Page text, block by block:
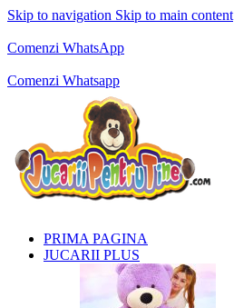
Skip to navigation Skip to main content
Comenzi WhatsApp
Comenzi Whatsapp
PRIMA PAGINA
JUCARII PLUS